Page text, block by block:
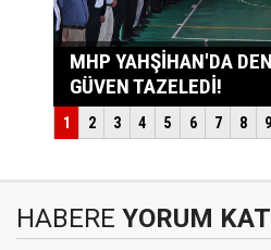
HABERE YORUM KAT